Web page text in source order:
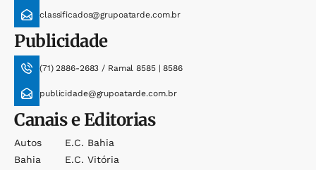
classificados@grupoatarde.com.br
Publicidade
(71) 2886-2683 / Ramal 8585 | 8586
publicidade@grupoatarde.com.br
Canais e Editorias
Autos
Bahia
E.c. Bahia
E.c. Vitória